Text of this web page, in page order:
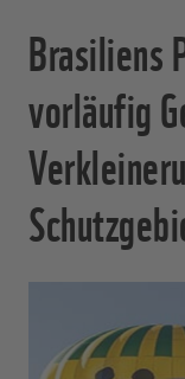
Brasiliens
vorläufig